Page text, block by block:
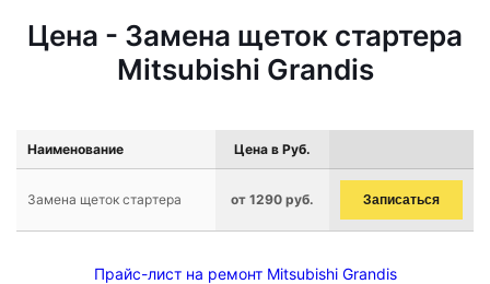
Цена - Замена щеток стартера
Mitsubishi Grandis
Наименование Цена в Руб.
Замена щеток стартера от 1290 руб. Записаться
Прайс-лист на ремонт Mitsubishi Grandis